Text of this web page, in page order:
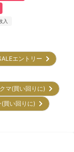
入
エントリー
マ(買い回りに)
(買い回りに)